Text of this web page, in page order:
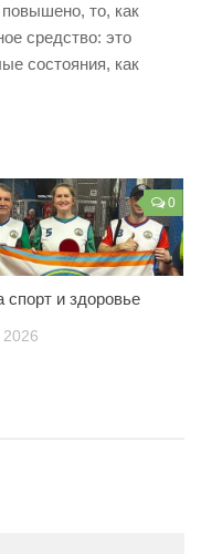
то, как
средство: это
состояния, как
0
спорт и здоровье